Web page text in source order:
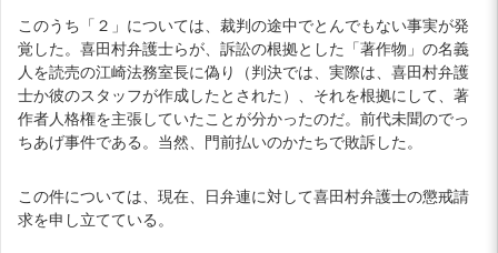
このうち「２」については、裁判の途中でとんでもない事実が発
覚した。喜田村弁護士らが、訴訟の根拠とした「著作物」の名義
人を読売の江崎法務室長に偽り（判決では、実際は、喜田村弁護
士か彼のスタッフが作成したとされた）、それを根拠にして、著
作者人格権を主張していたことが分かったのだ。前代未聞のでっ
ちあげ事件である。当然、門前払いのかたちで敗訴した。
この件については、現在、日弁連に対して喜田村弁護士の懲戒請
求を申し立てている。